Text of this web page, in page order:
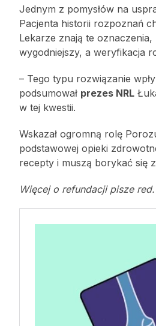
Jednym z pomysłów na
Pacjenta historii rozpoznań
Lekarze znają te
wygodniejszy, a weryfikacja
– Tego typu rozwiązanie
podsumował prezes NRL
w tej kwestii.
Wskazał ogromną rolę
podstawowej opieki
recepty i muszą borykać się
Więcej o refundacji pisze